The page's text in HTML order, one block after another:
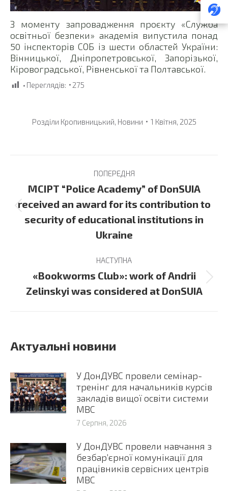
З моменту запровадження проєкту «Служба
освітньої безпеки» академія випустила понад
50 інспекторів СОБ із шести областей України:
Вінницької, Дніпропетровської, Запорізької,
Кіровоградської, Рівненської та Полтавської.
Переглядів: 275
Розділи Кропивницький, Новини 1 Квітня, 2025
navigation
ПОПЕРЕДНЯ
Previous
post:
MCIPT “Police Academy” of DonSUIA
received an award for its contribution to
security of educational institutions in
Ukraine
НАСТУПНА
Next
post:
«Bookworms Club»: work of Andrii
Zelinskyi was considered at DonSUIA
Актуальні новини
У ДонДУВС провели семінар-
тренінг для начальників курсів
закладів вищої освіти системи
МВС
7 Серпня, 2026
У ДонДУВС провели навчання з
безбар’єрної комунікації для
працівників сервісних центрів
МВС